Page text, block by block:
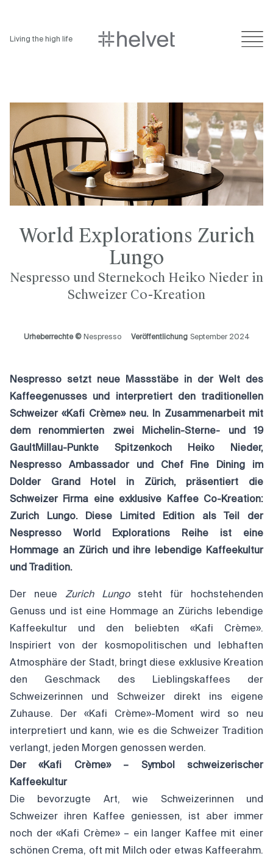
Living the high life
World Explorations Zurich
Lungo
Nespresso und Sternekoch Heiko Nieder in
Schweizer Co-Kreation
Urheberrechte © Nespresso Veröffentlichung September 2024
Nespresso setzt neue Massstäbe in der Welt des
Kaffeegenusses und interpretiert den traditionellen
Schweizer «Kafi Crème» neu. In Zusammenarbeit mit
dem renommierten zwei Michelin-Sterne- und 19
GaultMillau-Punkte Spitzenkoch Heiko Nieder,
Nespresso Ambassador und Chef Fine Dining im
Dolder Grand Hotel in Zürich, präsentiert die
Schweizer Firma eine exklusive Kaffee Co-Kreation:
Zurich Lungo. Diese Limited Edition als Teil der
Nespresso World Explorations Reihe ist eine
Hommage an Zürich und ihre lebendige Kaffeekultur
und Tradition.
Der neue Zurich Lungo steht für hochstehenden
Genuss und ist eine Hommage an Zürichs lebendige
Kaffeekultur und den beliebten «Kafi Crème».
Inspiriert von der kosmopolitischen und lebhaften
Atmosphäre der Stadt, bringt diese exklusive Kreation
den Geschmack des Lieblingskaffees der
Schweizerinnen und Schweizer direkt ins eigene
Zuhause. Der «Kafi Crème»-Moment wird so neu
interpretiert und kann, wie es die Schweizer Tradition
verlangt, jeden Morgen genossen werden.
Der «Kafi Crème» – Symbol schweizerischer
Kaffeekultur
Die bevorzugte Art, wie Schweizerinnen und
Schweizer ihren Kaffee geniessen, ist aber immer
noch der «Kafi Crème» – ein langer Kaffee mit einer
schönen Crema, oft mit Milch oder etwas Kaffeerahm.